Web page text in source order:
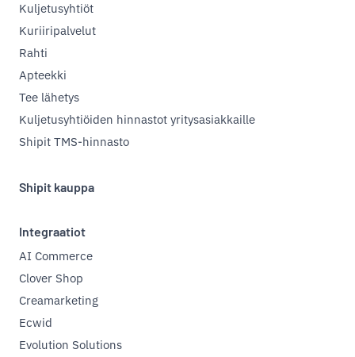
Kuljetusyhtiöt
Kuriiripalvelut
Rahti
Apteekki
Tee lähetys
Kuljetusyhtiöiden hinnastot yritysasiakkaille
Shipit TMS-hinnasto
Shipit kauppa
Integraatiot
AI Commerce
Clover Shop
Creamarketing
Ecwid
Evolution Solutions